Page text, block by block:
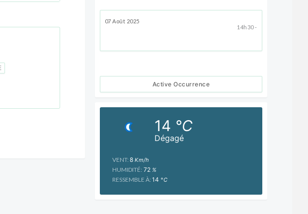
07 Août 2025
14h30 -
Active Occurrence
Dégagé
14 °C
VENT: 8Km/h
HUMIDITÉ: 72%
RESSEMBLE À: 14 °C